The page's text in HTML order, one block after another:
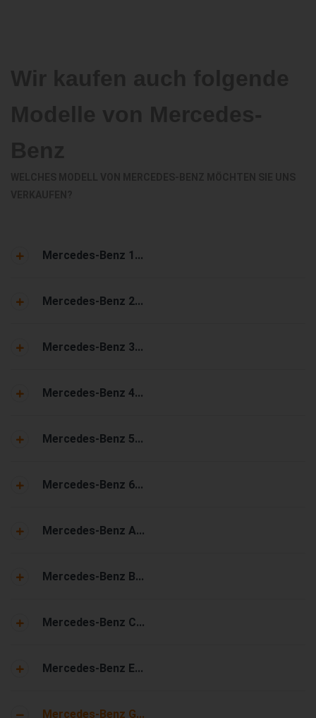
Mercedes-Benz 1...
Mercedes-Benz 2...
Mercedes-Benz 3...
Mercedes-Benz 4...
Mercedes-Benz 5...
Mercedes-Benz 6...
Mercedes-Benz A...
Mercedes-Benz B...
Mercedes-Benz C...
Mercedes-Benz E...
Mercedes-Benz G...